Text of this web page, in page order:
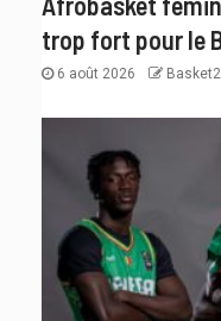
trop fort pour le
6 août 2026